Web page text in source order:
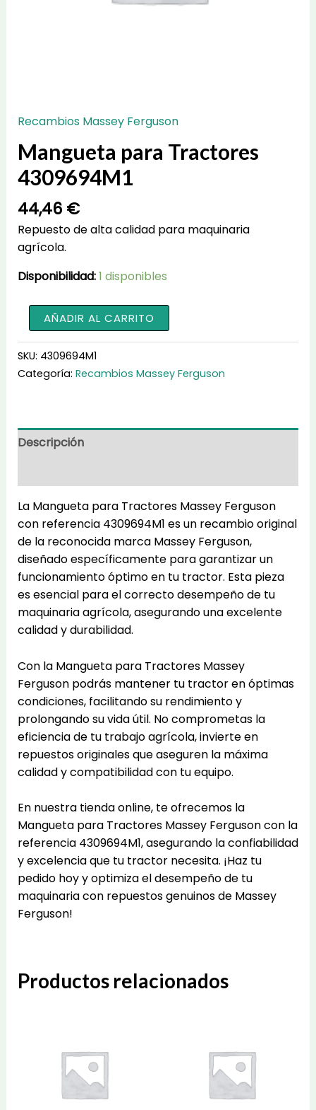
Recambios Massey Ferguson
Mangueta para Tractores
4309694M1
44,46 €
Repuesto de alta calidad para maquinaria
agrícola.
Disponibilidad:1 disponibles
Mangueta
para
Tractores
4309694M1
cantidad
AÑADIR AL CARRITO
SKU: 4309694M1
Categoría: Recambios Massey Ferguson
Descripción
La Mangueta para Tractores Massey Ferguson
con referencia 4309694M1 es un recambio original
de la reconocida marca Massey Ferguson,
diseñado específicamente para garantizar un
funcionamiento óptimo en tu tractor. Esta pieza
es esencial para el correcto desempeño de tu
maquinaria agrícola, asegurando una excelente
calidad y durabilidad.
Con la Mangueta para Tractores Massey
Ferguson podrás mantener tu tractor en óptimas
condiciones, facilitando su rendimiento y
prolongando su vida útil. No comprometas la
eficiencia de tu trabajo agrícola, invierte en
repuestos originales que aseguren la máxima
calidad y compatibilidad con tu equipo.
En nuestra tienda online, te ofrecemos la
Mangueta para Tractores Massey Ferguson con la
referencia 4309694M1, asegurando la confiabilidad
y excelencia que tu tractor necesita. ¡Haz tu
pedido hoy y optimiza el desempeño de tu
maquinaria con repuestos genuinos de Massey
Ferguson!
Productos relacionados